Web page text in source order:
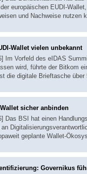
europäischen EUDI-
und Nachweise nutzen
Wallet vielen unbekannt
Im Vorfeld des eIDAS
wird, führte der Bitkom
die digitale Brieftasche
sicher anbinden
Das BSI hat einen
geplante Wallet-
Governikus